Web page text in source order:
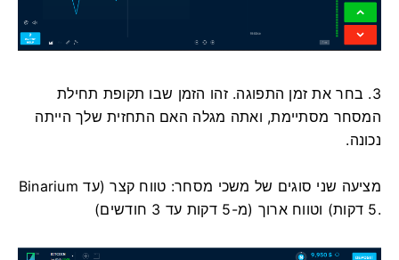
3. בחר את זמן התפוגה. זהו הזמן שבו תקופת תחילת
המסחר מסתיימת, ואתה מגלה האם התחזית שלך הייתה
נכונה.
Binarium מציעה שני סוגים של משכי מסחר: טווח קצר (עד
5 דקות) וטווח ארוך (מ-5 דקות עד 3 חודשים).